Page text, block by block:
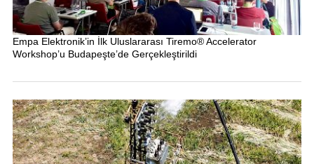
Empa Elektronik’in İlk Uluslararası Tiremo® Accelerator
Workshop’u Budapeşte’de Gerçekleştirildi